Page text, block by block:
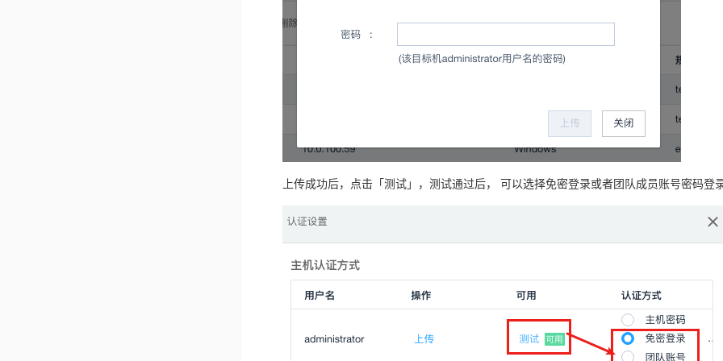
上传成功后，点击「测试」，测试通过后， 可以选择免密登录或者团队成员账号密码登